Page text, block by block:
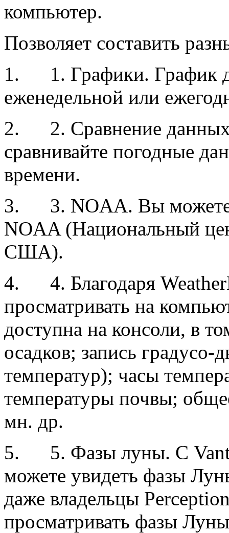
компьютер.
Позволяет составить
1.
1. Графики. График
еженедельной или
2.
2. Сравнение
сравнивайте погодные
времени.
3.
3. NOAA. Вы можете
NOAA (Национальный
США).
4.
4. Благодаря
просматривать на
доступна на консоли, в
осадков; запись
температур); часы
температуры почвы;
мн. др.
5.
5. Фазы луны. С
можете увидеть фазы
даже владельцы
просматривать фазы